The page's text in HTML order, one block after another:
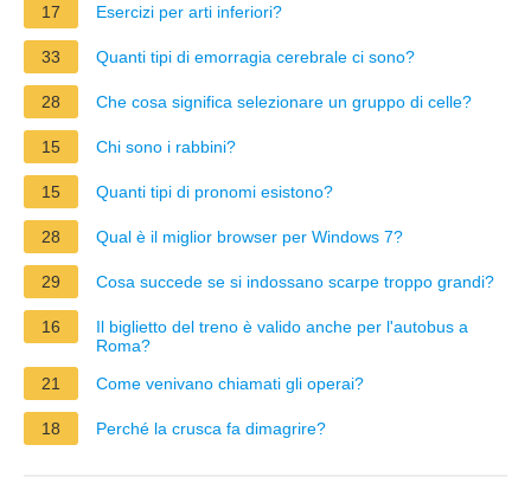
17 Esercizi per arti inferiori?
33 Quanti tipi di emorragia cerebrale ci sono?
28 Che cosa significa selezionare un gruppo di celle?
15 Chi sono i rabbini?
15 Quanti tipi di pronomi esistono?
28 Qual è il miglior browser per Windows 7?
29 Cosa succede se si indossano scarpe troppo grandi?
16
Il biglietto del treno è valido anche per l'autobus a
Roma?
21
Come venivano chiamati gli operai?
18 Perché la crusca fa dimagrire?